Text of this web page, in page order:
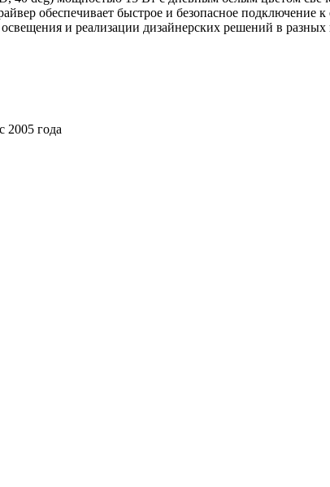
обеспечивает быстрое и безопасное подключение
и реализации дизайнерских решений в
2005 года